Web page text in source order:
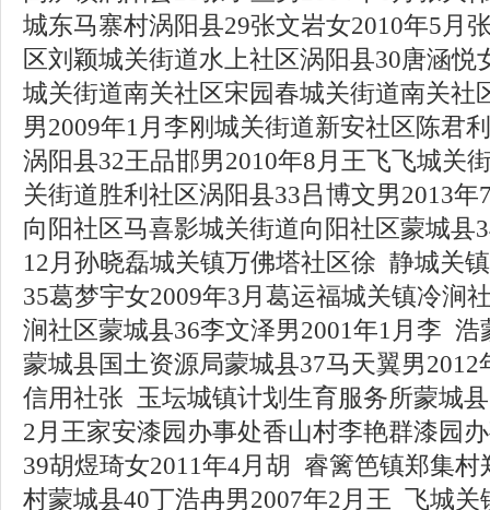
城东马寨村涡阳县29张文岩女2010年5月
区刘颖城关街道水上社区涡阳县30唐涵悦
城关街道南关社区宋园春城关街道南关社
男2009年1月李刚城关街道新安社区陈君
涡阳县32王品邯男2010年8月王飞飞城关
关街道胜利社区涡阳县33吕博文男2013
向阳社区马喜影城关街道向阳社区蒙城县
12月孙晓磊城关镇万佛塔社区徐 静城关
35葛梦宇女2009年3月葛运福城关镇冷涧
涧社区蒙城县36李文泽男2001年1月李
蒙城县国土资源局蒙城县37马天翼男
信用社张 玉坛城镇计划生育服务所蒙城
2月王家安漆园办事处香山村李艳群漆园
39胡煜琦女2011年4月胡 睿篱笆镇郑集
村蒙城县40丁浩冉男2007年2月王 飞城关